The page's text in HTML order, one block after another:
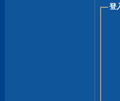
登